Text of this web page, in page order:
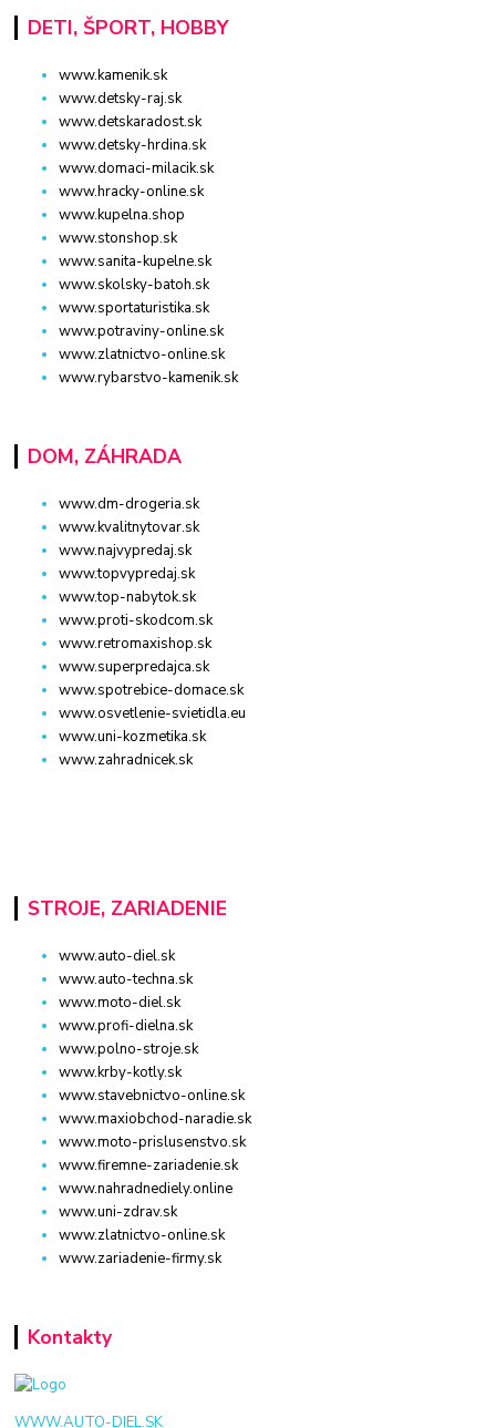
DETI, ŠPORT, HOBBY
www.kamenik.sk
www.detsky-raj.sk
www.detskaradost.sk
www.detsky-hrdina.sk
www.domaci-milacik.sk
www.hracky-online.sk
www.kupelna.shop
www.stonshop.sk
www.sanita-kupelne.sk
www.skolsky-batoh.sk
www.sportaturistika.sk
www.potraviny-online.sk
www.zlatnictvo-online.sk
www.rybarstvo-kamenik.sk
DOM, ZÁHRADA
www.dm-drogeria.sk
www.kvalitnytovar.sk
www.najvypredaj.sk
www.topvypredaj.sk
www.top-nabytok.sk
www.proti-skodcom.sk
www.retromaxishop.sk
www.superpredajca.sk
www.spotrebice-domace.sk
www.osvetlenie-svietidla.eu
www.uni-kozmetika.sk
www.zahradnicek.sk
STROJE, ZARIADENIE
www.auto-diel.sk
www.auto-techna.sk
www.moto-diel.sk
www.profi-dielna.sk
www.polno-stroje.sk
www.krby-kotly.sk
www.stavebnictvo-online.sk
www.maxiobchod-naradie.sk
www.moto-prislusenstvo.sk
www.firemne-zariadenie.sk
www.nahradnediely.online
www.uni-zdrav.sk
www.zlatnictvo-online.sk
www.zariadenie-firmy.sk
Kontakty
WWW.AUTO-DIEL.SK